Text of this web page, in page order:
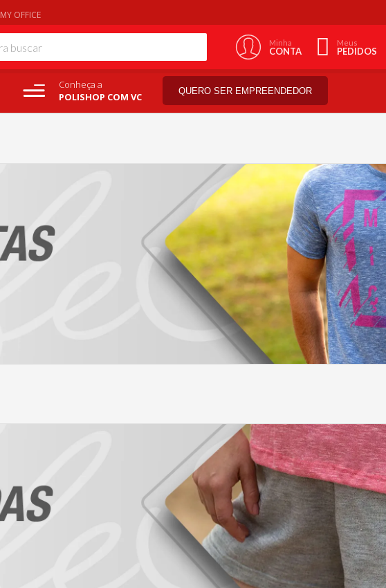
MY OFFICE
Minha
CONTA
Meus
PEDIDOS
Conheça a
POLISHOP COM VC
QUERO SER EMPREENDEDOR